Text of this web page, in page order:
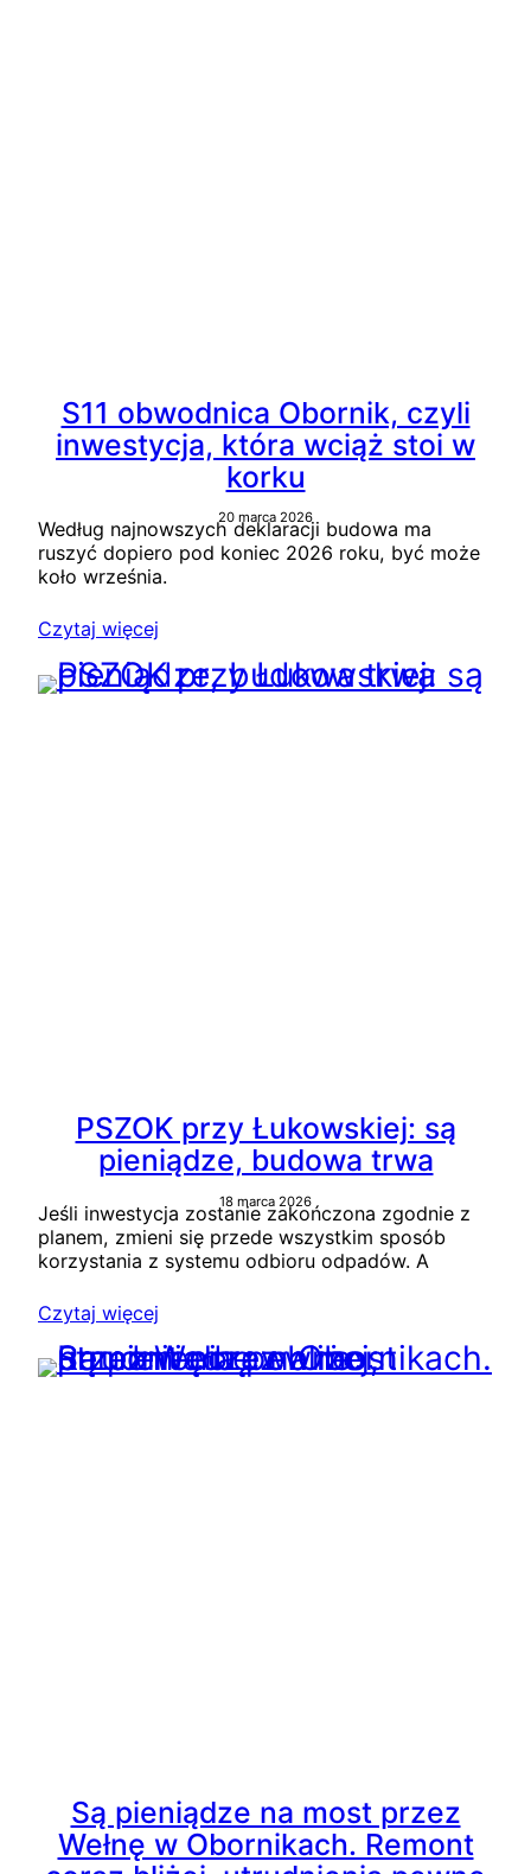
S11 obwodnica Obornik, czyli
inwestycja, która wciąż stoi w
korku
20 marca 2026
Według najnowszych deklaracji budowa ma
ruszyć dopiero pod koniec 2026 roku, być może
koło września.
Czytaj więcej
PSZOK przy Łukowskiej: są
pieniądze, budowa trwa
18 marca 2026
Jeśli inwestycja zostanie zakończona zgodnie z
planem, zmieni się przede wszystkim sposób
korzystania z systemu odbioru odpadów. A
Czytaj więcej
Są pieniądze na most przez
Wełnę w Obornikach. Remont